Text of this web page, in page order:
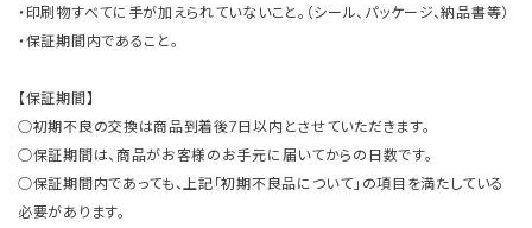
・印刷物すべてに手が加えられていないこと。（シール、パッケージ、納品書等）
・保証期間内であること。
【保証期間】
○初期不良の交換は商品到着後7日以内とさせていただきます。
○保証期間は、商品がお客様のお手元に届いてからの日数です。
○保証期間内であっても、上記「初期不良品について」の項目を満たしている
必要があります。